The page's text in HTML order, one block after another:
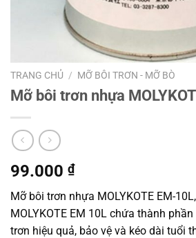
TRANG CHỦ / MỠ BÔI TRƠN - MỠ BÒ
Mỡ bôi trơn nhựa
99.000 ₫
Mỡ bôi trơn nhựa MOLYKOTE EM-
MOLYKOTE EM 10L chứa thành
trơn hiệu quả, bảo vệ và kéo dài tuổi